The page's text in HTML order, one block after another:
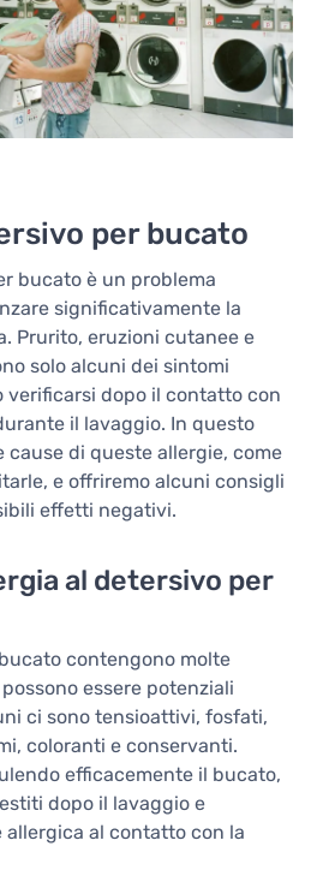
per bucato
bucato è un problema
significativamente la
Prurito, eruzioni cutanee e
solo alcuni dei sintomi
verificarsi dopo il contatto con
il lavaggio. In questo
cause di queste allergie, come
e offriremo alcuni consigli
effetti negativi.
al detersivo per
contengono molte
essere potenziali
ci sono tensioattivi, fosfati,
coloranti e conservanti.
efficacemente il bucato,
dopo il lavaggio e
allergica al contatto con la